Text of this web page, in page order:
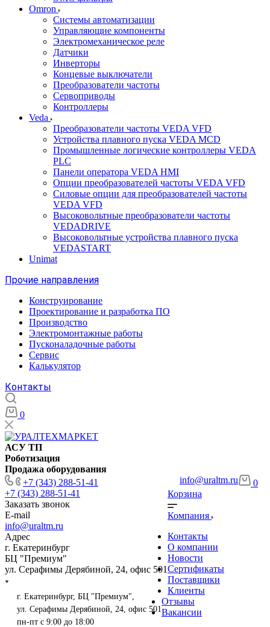
Omron
Системы автоматизации
Управляющие компоненты
Электромеханическое реле
Датчики
Инверторы
Концевые выключатели
Преобразователи частоты
Сервоприводы
Контроллеры
Veda
Преобразователи частоты VEDA VFD
Устройства плавного пуска VEDA MCD
Промышленные логические контроллеры VEDA
PLC
Панели оператора VEDA HMI
Опции преобразователей частоты VEDA VFD
Силовые опции для преобразователей частоты
VEDA VFD
Высоковольтные преобразователи частоты
VEDADRIVE
Высоковольтные устройства плавного пуска
VEDASTART
Unimat
Прочие направления
Конструирование
Проектирование и разработка ПО
Производство
Электромонтажные работы
Пусконаладочные работы
Сервис
Калькулятор
Контакты
0
АСУ ТП
Роботизация
Продажа оборудования
+7 (343) 288-51-41
+7 (343) 288-51-41
Заказать звонок
E-mail
info@uraltm.ru
Адрес
г. Екатеринбург
БЦ "Премиум"
ул. Серафимы Дерябиной, 24, офис 501
info@uraltm.ru
г. Екатеринбург, БЦ "Премиум",
ул. Серафимы Дерябиной, 24, офис 501
пн-пт с 9:00 до 18:00
0
Корзина
Компания
Контакты
О компании
Новости
Сертификаты
Поставщики
Клиенты
Отзывы
Вакансии